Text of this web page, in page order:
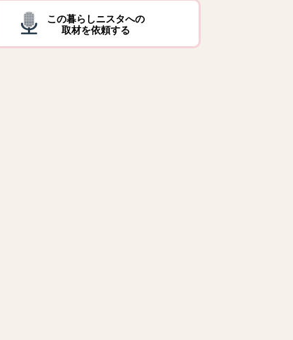
この暮らしニスタへの
取材を依頼する